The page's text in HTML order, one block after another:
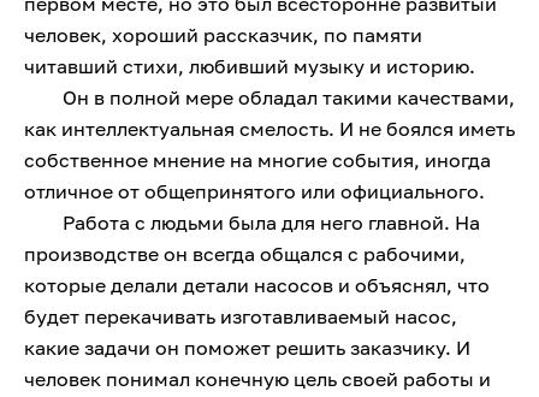
человек, хороший рассказчик, по памяти
читавший стихи, любивший музыку и историю.
Он в полной мере обладал такими качествами,
как интеллектуальная смелость. И не боялся иметь
собственное мнение на многие события, иногда
отличное от общепринятого или официального.
Работа с людьми была для него главной. На
производстве он всегда общался с рабочими,
которые делали детали насосов и объяснял, что
будет перекачивать изготавливаемый насос,
какие задачи он поможет решить заказчику. И
человек понимал конечную цель своей работы и